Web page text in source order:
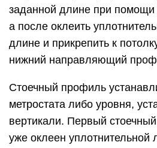
заданной длине при помощи
а после оклеить
длине и прикрепить к
нижний направляющий
Стоечный профиль
метростата либо уровня,
вертикали. Первый
уже оклеен уплотнительной